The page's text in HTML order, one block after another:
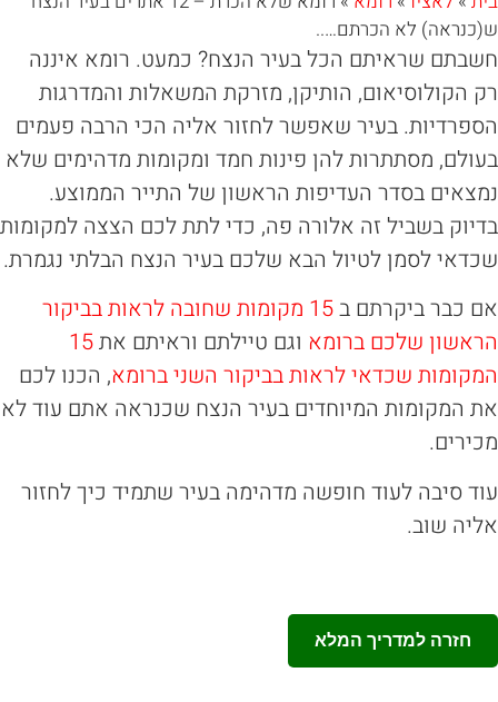
לא הכרתם…..
שראיתם הכל בעיר הנצח? כמעט. רומא איננה
הותיקן, מזרקת המשאלות והמדרגות
בעיר שאפשר לחזור אליה הכי הרבה פעמים
מסתתרות להן פינות חמד ומקומות מדהימים שלא
בסדר העדיפות הראשון של התייר הממוצע.
בשביל זה אלורה פה, כדי לתת לכם הצצה למקומות
לסמן לטיול הבא שלכם בעיר הנצח הבלתי נגמרת.
ביקרתם ב
15 מקומות שחובה לראות בביקור
שלכם ברומאוגם טיילתם וראיתם את 15
שכדאי לראות בביקור השני ברומא, הכנו לכם
המיוחדים בעיר הנצח שכנראה אתם עוד לא
לעוד חופשה מדהימה בעיר שתמיד כיך לחזור
שוב.
למדריך המלא